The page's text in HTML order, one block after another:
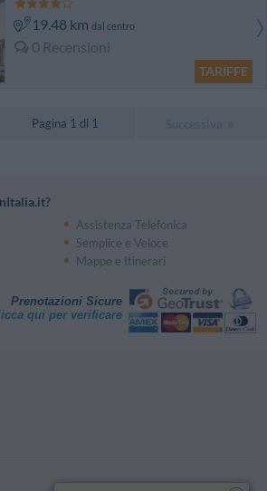
19.48 km dal centro
0 Recensioni
TARIFFE
Pagina 1 di 1
Assistenza Telefonica
Semplice e Veloce
Mappe e Itinerari
Prenotazioni Sicure
qui per verificare